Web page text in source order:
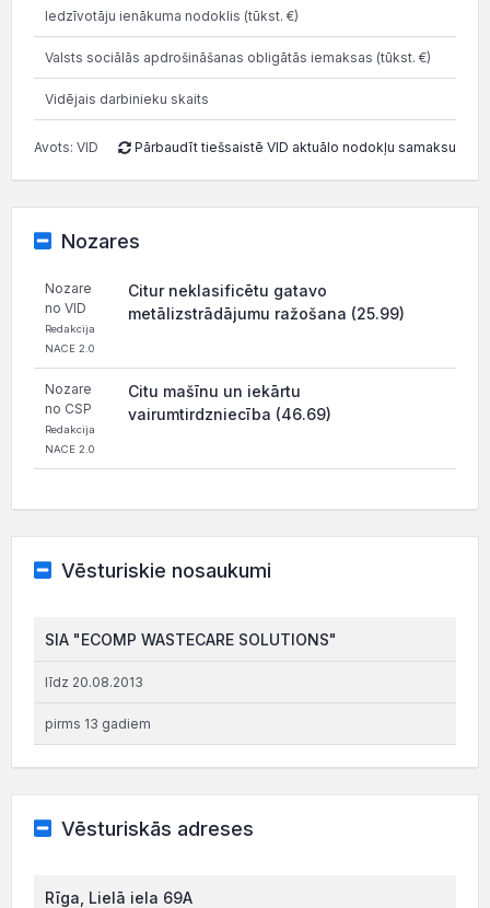
Iedzīvotāju ienākuma nodoklis (tūkst. €)
Valsts sociālās apdrošināšanas obligātās iemaksas (tūkst. €)
Vidējais darbinieku skaits
Avots: VID Pārbaudīt tiešsaistē VID aktuālo nodokļu samaksu
Nozares
Nozare
no VID
Redakcija
NACE 2.0
Citur neklasificētu gatavo
metālizstrādājumu ražošana (25.99)
Nozare
no CSP
Redakcija
NACE 2.0
Citu mašīnu un iekārtu
vairumtirdzniecība (46.69)
Vēsturiskie nosaukumi
SIA "ECOMP WASTECARE SOLUTIONS"
līdz 20.08.2013
pirms 13 gadiem
Vēsturiskās adreses
Rīga, Lielā iela 69A